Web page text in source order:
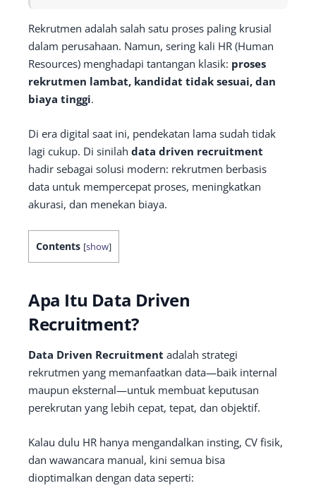
Rekrutmen adalah salah satu proses paling krusial
dalam perusahaan. Namun, sering kali HR (Human
Resources) menghadapi tantangan klasik: proses
rekrutmen lambat, kandidat tidak sesuai, dan
biaya tinggi.
Di era digital saat ini, pendekatan lama sudah tidak
lagi cukup. Di sinilah data driven recruitment
hadir sebagai solusi modern: rekrutmen berbasis
data untuk mempercepat proses, meningkatkan
akurasi, dan menekan biaya.
Contents [show]
Apa Itu Data Driven
Recruitment?
Data Driven Recruitment adalah strategi
rekrutmen yang memanfaatkan data—baik internal
maupun eksternal—untuk membuat keputusan
perekrutan yang lebih cepat, tepat, dan objektif.
Kalau dulu HR hanya mengandalkan insting, CV fisik,
dan wawancara manual, kini semua bisa
dioptimalkan dengan data seperti: